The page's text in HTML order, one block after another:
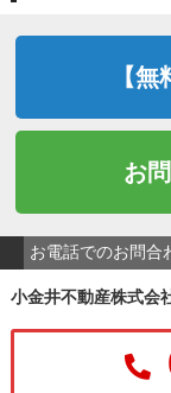
【
お
お電話でのお問合
小金井不動産株式